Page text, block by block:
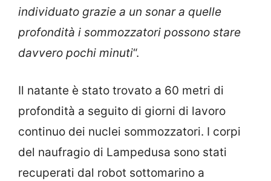
individuato grazie a un sonar a quelle
profondità i sommozzatori possono stare
davvero pochi minuti“.
Il natante è stato trovato a 60 metri di
profondità a seguito di giorni di lavoro
continuo dei nuclei sommozzatori. I corpi
del naufragio di Lampedusa sono stati
recuperati dal robot sottomarino a